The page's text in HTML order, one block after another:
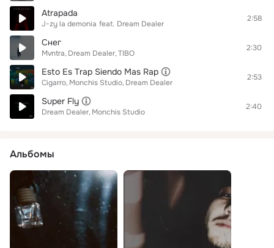
Atrapada
J-zy la demonia feat. Dream Dealer
2:58
Снег
Mvntra Dream Dealer TIBO
2:30
Esto Es Trap Siendo Mas Rap
Cigarro Monchis Studio Dream Dealer
2:53
Super Fly
Dream Dealer Monchis Studio
2:40
Альбомы